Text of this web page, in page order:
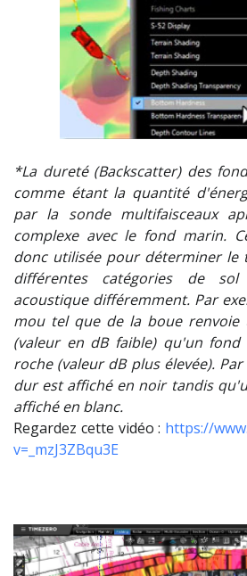
*La dureté (Backscatter) des
comme étant la quantité
par la sonde multifaisceaux
complexe avec le fond marin.
donc utilisée pour déterminer le
différentes catégories de sol
acoustique différemment. Par
mou tel que de la boue renvoie
(valeur en dB faible) qu'un
roche (valeur dB plus élevée).
dur est affiché en noir tandis
affiché en blanc.
Regardez cette vidéo : https://
v=_mzJ3ZBqu3E